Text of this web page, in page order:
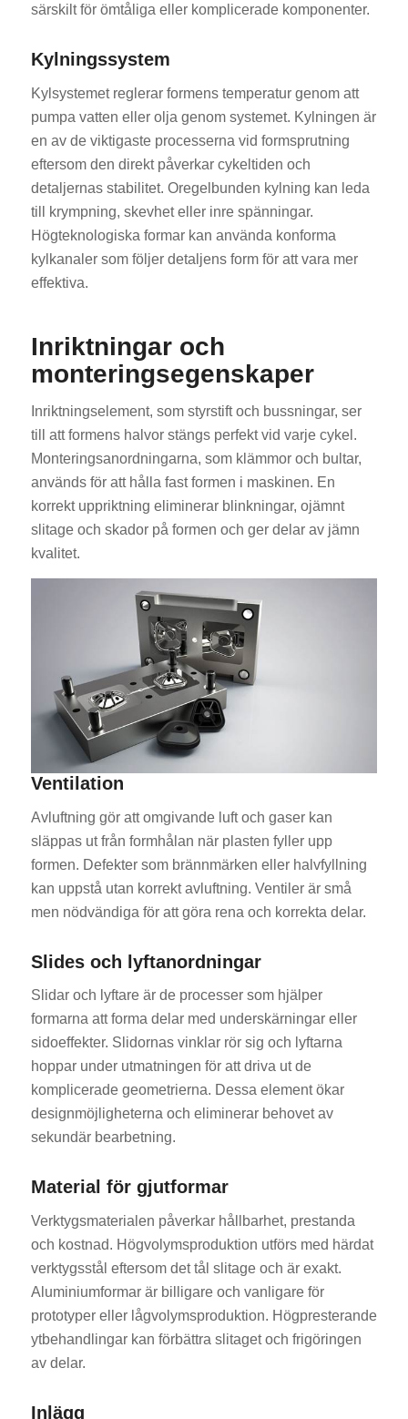
särskilt för ömtåliga eller komplicerade komponenter.
Kylningssystem
Kylsystemet reglerar formens temperatur genom att
pumpa vatten eller olja genom systemet. Kylningen är
en av de viktigaste processerna vid formsprutning
eftersom den direkt påverkar cykeltiden och
detaljernas stabilitet. Oregelbunden kylning kan leda
till krympning, skevhet eller inre spänningar.
Högteknologiska formar kan använda konforma
kylkanaler som följer detaljens form för att vara mer
effektiva.
Inriktningar och
monteringsegenskaper
Inriktningselement, som styrstift och bussningar, ser
till att formens halvor stängs perfekt vid varje cykel.
Monteringsanordningarna, som klämmor och bultar,
används för att hålla fast formen i maskinen. En
korrekt uppriktning eliminerar blinkningar, ojämnt
slitage och skador på formen och ger delar av jämn
kvalitet.
Ventilation
Avluftning gör att omgivande luft och gaser kan
släppas ut från formhålan när plasten fyller upp
formen. Defekter som brännmärken eller halvfyllning
kan uppstå utan korrekt avluftning. Ventiler är små
men nödvändiga för att göra rena och korrekta delar.
Slides och lyftanordningar
Slidar och lyftare är de processer som hjälper
formarna att forma delar med underskärningar eller
sidoeffekter. Slidornas vinklar rör sig och lyftarna
hoppar under utmatningen för att driva ut de
komplicerade geometrierna. Dessa element ökar
designmöjligheterna och eliminerar behovet av
sekundär bearbetning.
Material för gjutformar
Verktygsmaterialen påverkar hållbarhet, prestanda
och kostnad. Högvolymsproduktion utförs med härdat
verktygsstål eftersom det tål slitage och är exakt.
Aluminiumformar är billigare och vanligare för
prototyper eller lågvolymsproduktion. Högpresterande
ytbehandlingar kan förbättra slitaget och frigöringen
av delar.
Inlägg